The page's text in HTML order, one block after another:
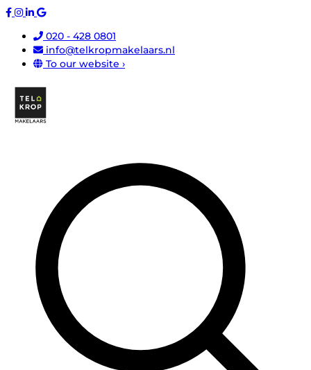
020 - 428 0801
info@telkropmakelaars.nl
To our website ›